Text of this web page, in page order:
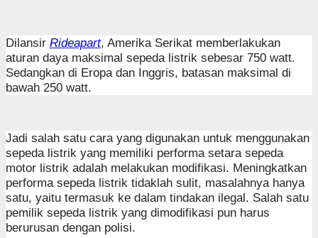
Dilansir Rideapart, Amerika Serikat memberlakukan
aturan daya maksimal sepeda listrik sebesar 750 watt.
Sedangkan di Eropa dan Inggris, batasan maksimal di
bawah 250 watt.
Jadi salah satu cara yang digunakan untuk menggunakan
sepeda listrik yang memiliki performa setara sepeda
motor listrik adalah melakukan modifikasi. Meningkatkan
performa sepeda listrik tidaklah sulit, masalahnya hanya
satu, yaitu termasuk ke dalam tindakan ilegal. Salah satu
pemilik sepeda listrik yang dimodifikasi pun harus
berurusan dengan polisi.